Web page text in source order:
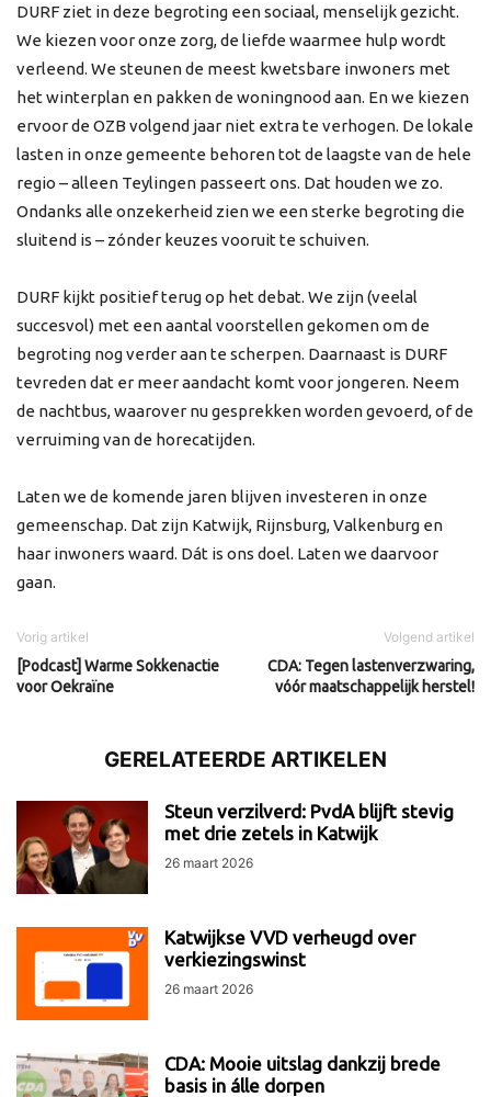
DURF ziet in deze begroting een sociaal, menselijk gezicht.
We kiezen voor onze zorg, de liefde waarmee hulp wordt
verleend. We steunen de meest kwetsbare inwoners met
het winterplan en pakken de woningnood aan. En we kiezen
ervoor de OZB volgend jaar niet extra te verhogen. De lokale
lasten in onze gemeente behoren tot de laagste van de hele
regio – alleen Teylingen passeert ons. Dat houden we zo.
Ondanks alle onzekerheid zien we een sterke begroting die
sluitend is – zónder keuzes vooruit te schuiven.
DURF kijkt positief terug op het debat. We zijn (veelal
succesvol) met een aantal voorstellen gekomen om de
begroting nog verder aan te scherpen. Daarnaast is DURF
tevreden dat er meer aandacht komt voor jongeren. Neem
de nachtbus, waarover nu gesprekken worden gevoerd, of de
verruiming van de horecatijden.
Laten we de komende jaren blijven investeren in onze
gemeenschap. Dat zijn Katwijk, Rijnsburg, Valkenburg en
haar inwoners waard. Dát is ons doel. Laten we daarvoor
gaan.
Vorig artikel
[Podcast] Warme Sokkenactie
voor Oekraïne
Volgend artikel
CDA: Tegen lastenverzwaring,
vóór maatschappelijk herstel!
GERELATEERDE ARTIKELEN
Steun verzilverd: PvdA blijft stevig
met drie zetels in Katwijk
26 maart 2026
Katwijkse VVD verheugd over
verkiezingswinst
26 maart 2026
CDA: Mooie uitslag dankzij brede
basis in álle dorpen